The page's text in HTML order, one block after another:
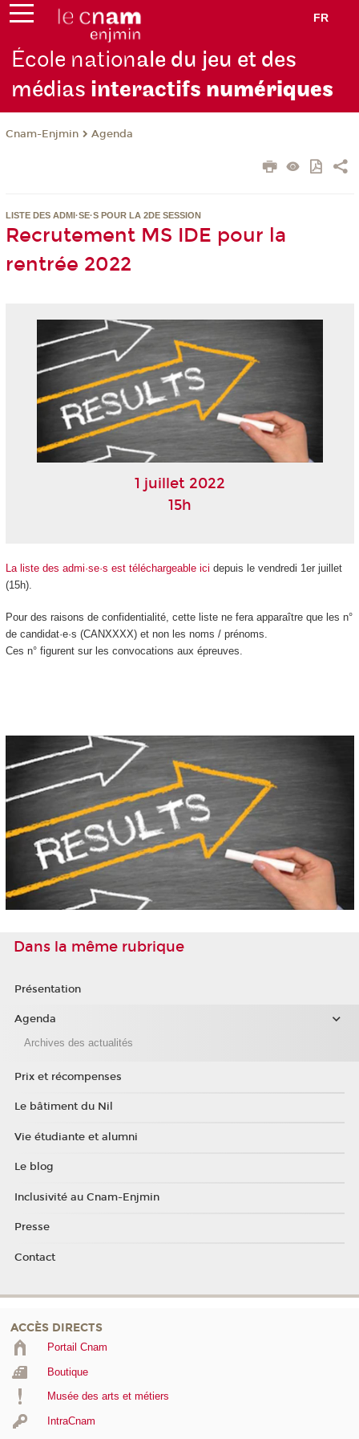
FR
École nationale du jeu et des
médias interactifs numériques
Cnam-Enjmin Agenda
LISTE DES ADMI·SE·S POUR LA 2DE SESSION
Recrutement MS IDE pour la
rentrée 2022
1 juillet 2022
15h
La liste des admi·se·s est téléchargeable ici depuis le vendredi 1er juillet
(15h).
Pour des raisons de confidentialité, cette liste ne fera apparaître que les n°
de candidat·e·s (CANXXXX) et non les noms / prénoms.
Ces n° figurent sur les convocations aux épreuves.
Dans la même rubrique
Présentation
Agenda
Archives des actualités
Prix et récompenses
Le bâtiment du Nil
Vie étudiante et alumni
Le blog
Inclusivité au Cnam-Enjmin
Presse
Contact
ACCÈS DIRECTS
Portail Cnam
Boutique
Musée des arts et métiers
IntraCnam